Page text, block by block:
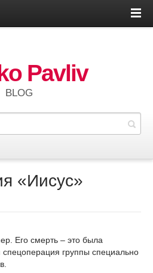
Pavliv
BLOG
«Иисус»
Его смерть – это была
группы специально